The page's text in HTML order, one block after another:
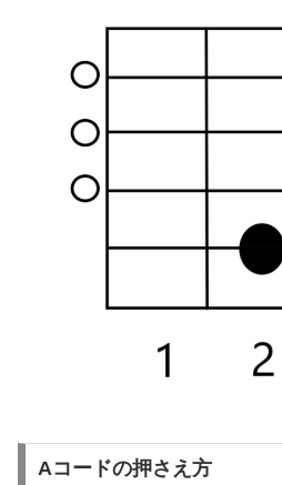
Aコードの押さえ方